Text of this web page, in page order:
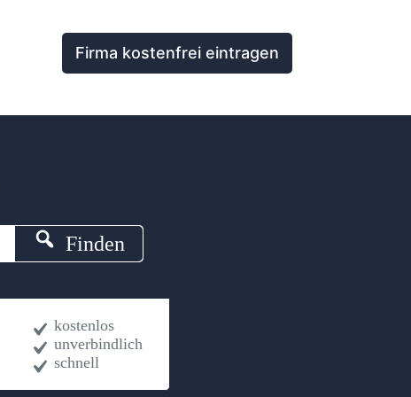
Firma kostenfrei eintragen
Finden
kostenlos
unverbindlich
schnell